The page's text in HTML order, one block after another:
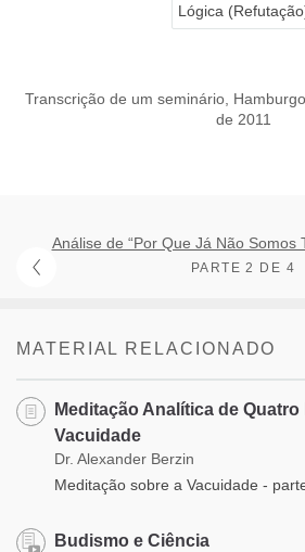
Lógica
Transcrição de um seminário,
de 2011
Análise de “Por Que Já Não Somos
PARTE 2 DE 4
MATERIAL RELACIONADO
Meditação Analítica de
Vacuidade
Dr. Alexander Berzin
Meditação sobre a Vacuidade -
Budismo e Ciência